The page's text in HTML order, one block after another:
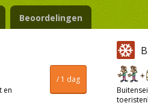
Beoordelingen
/ 1 dag
en